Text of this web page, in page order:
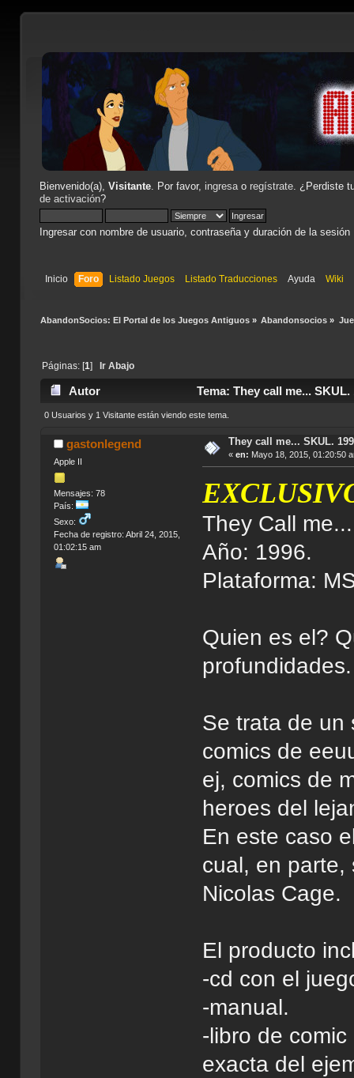
Bienvenido(a), Visitante. Por favor, ingresao regístrate. ¿Perdiste
de activación?
Ingresar con nombre de usuario, contraseña y duración de la sesión
Inicio Foro Listado Juegos Listado Traducciones Ayuda Wiki
AbandonSocios: El Portal de los Juegos Antiguos» Abandonsocios »
Páginas: [1] Ir Abajo
Autor Tema: They call me...
0 Usuarios y 1 Visitante están viendo este tema.
gastonlegend
Apple II
Mensajes: 78
País:
Sexo:
Fecha de registro: Abril 24, 2015,
01:02:15 am
They call me... SKUL.
« en: Mayo 18, 2015, 01:20:50
They Call
Año: 1996.
Plataforma:
Quien es el?
Se trata de un
comics de
ej, comics de
heroes del
En este caso
cual, en parte,
Nicolas Cage.
El producto
-cd con el
-manual.
-libro de
exacta del